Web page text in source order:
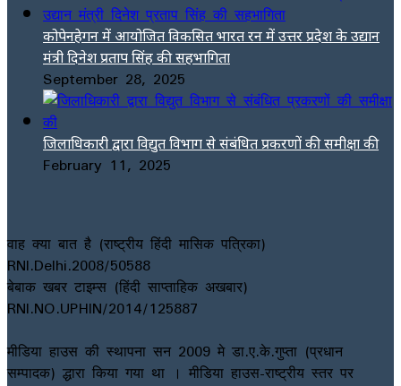
कोपेनहेगन में आयोजित विकसित भारत रन में उत्तर प्रदेश के उद्यान
मंत्री दिनेश प्रताप सिंह की सहभागिता
September 28, 2025
जिलाधिकारी द्वारा विद्युत विभाग से संबंधित प्रकरणों की समीक्षा की
February 11, 2025
वाह क्या बात है (राष्ट्रीय हिंदी मासिक पत्रिका)
RNI.Delhi.2008/50588
बेबाक खबर टाइम्स (हिंदी साप्ताहिक अखबार)
RNI.NO.UPHIN/2014/125887
मीडिया हाउस की स्थापना सन 2009 मे डा.ए.के.गुप्ता (प्रधान
सम्पादक) द्धारा किया गया था । मीडिया हाउस-राष्ट्रीय स्तर पर